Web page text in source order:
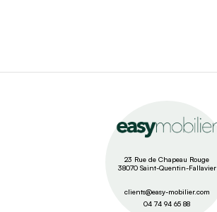
23 Rue de Chapeau Rouge
38070 Saint-Quentin-Fallavier
clients@easy-mobilier.com
04 74 94 65 88